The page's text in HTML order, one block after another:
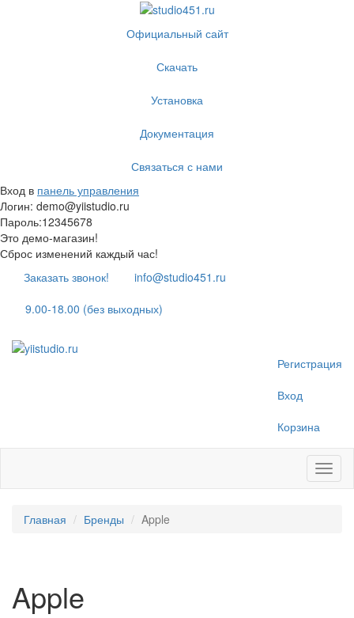
Официальный сайт
Скачать
Установка
Документация
Связаться с нами
Вход в панель управления
Логин: demo@yiistudio.ru
Пароль:12345678
Это демо-магазин!
Сброс изменений каждый час!
Заказать звонок!
info@studio451.ru
9.00-18.00 (без выходных)
Регистрация
Вход
Корзина
Главная Бренды Apple
Apple